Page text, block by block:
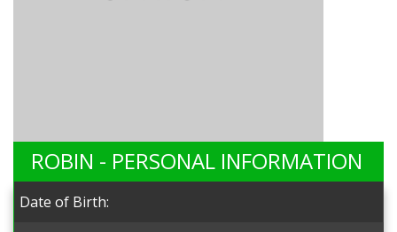
ROBIN - PERSONAL INFORMATION
Date of Birth: